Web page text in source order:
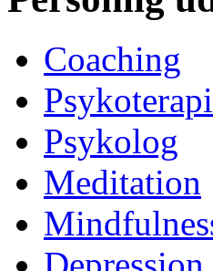
Coaching
Psykoterapi
Psykolog
Meditation